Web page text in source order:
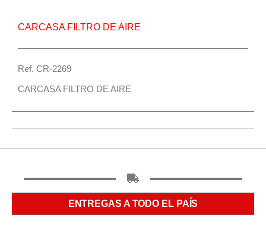
CARCASA FILTRO DE AIRE
Ref. CR-2269
CARCASA FILTRO DE AIRE
ENTREGAS A TODO EL PAÍS